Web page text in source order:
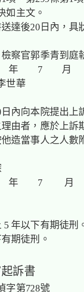
如主文。
達後20日內，具
察官郭季青到庭
年 7 月
華
內向本院提出上
由者，應於上訴
造當事人之人數
年 7 月
5 年以下有期徒刑
期徒刑。
訴書
728號